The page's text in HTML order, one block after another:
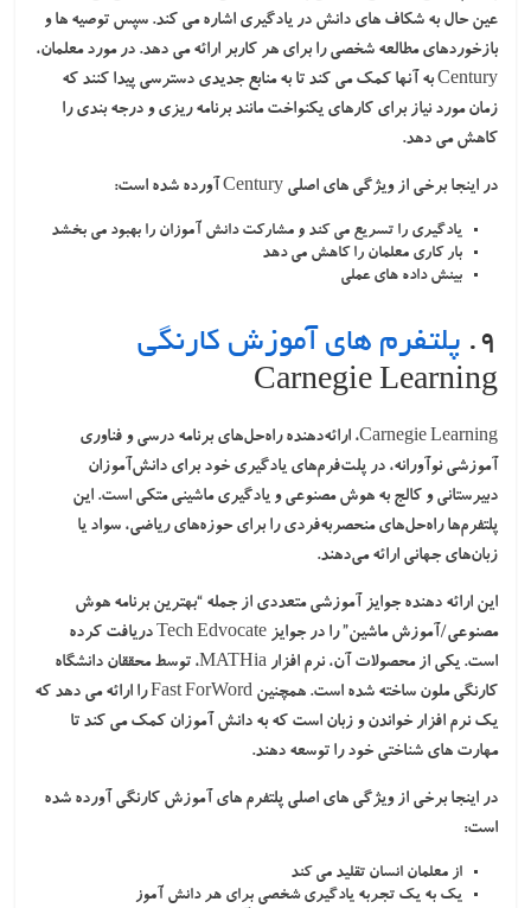
عین حال به شکاف های دانش در یادگیری اشاره می کند. سپس توصیه ها و
بازخوردهای مطالعه شخصی را برای هر کاربر ارائه می دهد. در مورد معلمان،
Century به آنها کمک می کند تا به منابع جدیدی دسترسی پیدا کنند که
زمان مورد نیاز برای کارهای یکنواخت مانند برنامه ریزی و درجه بندی را
کاهش می دهد.
در اینجا برخی از ویژگی های اصلی Century آورده شده است:
یادگیری را تسریع می کند و مشارکت دانش آموزان را بهبود می بخشد
بار کاری معلمان را کاهش می دهد
بینش داده های عملی
۹.
پلتفرم های آموزش کارنگی
Carnegie Learning
Carnegie Learning، ارائه‌دهنده راه‌حل‌های برنامه درسی و فناوری
آموزشی نوآورانه، در پلت‌فرم‌های یادگیری خود برای دانش‌آموزان
دبیرستانی و کالج به هوش مصنوعی و یادگیری ماشینی متکی است. این
پلتفرم‌ها راه‌حل‌های منحصربه‌فردی را برای حوزه‌های ریاضی، سواد یا
زبان‌های جهانی ارائه می‌دهند.
این ارائه دهنده جوایز آموزشی متعددی از جمله “بهترین برنامه هوش
مصنوعی/آموزش ماشین” را در جوایز Tech Edvocate دریافت کرده
است. یکی از محصولات آن، نرم افزار MATHia، توسط محققان دانشگاه
کارنگی ملون ساخته شده است. همچنین Fast ForWord را ارائه می دهد که
یک نرم افزار خواندن و زبان است که به دانش آموزان کمک می کند تا
مهارت های شناختی خود را توسعه دهند.
در اینجا برخی از ویژگی های اصلی پلتفرم های آموزش کارنگی آورده شده
است:
از معلمان انسان تقلید می کند
یک به یک تجربه یادگیری شخصی برای هر دانش آموز